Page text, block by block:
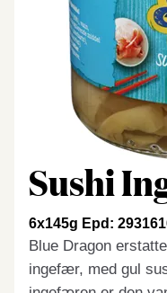
Sushi
6x145g Epd:
Blue Dragon
ingefær, med gul